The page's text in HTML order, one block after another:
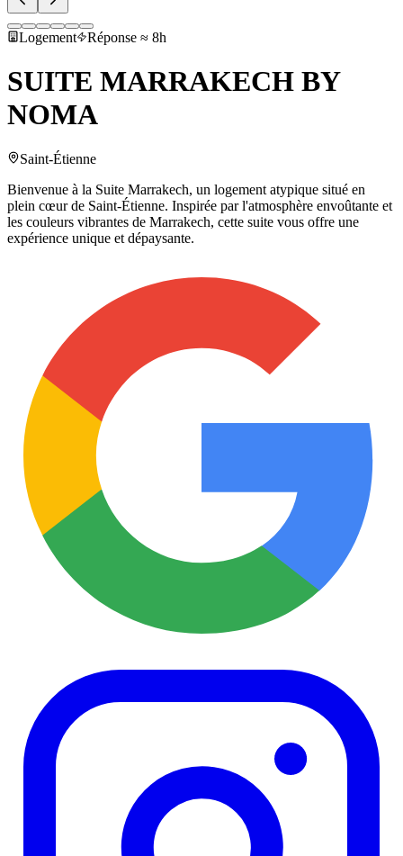
Logement Réponse ≈ 8h
SUITE MARRAKECH BY
NOMA
Saint-Étienne
Bienvenue à la Suite Marrakech, un logement atypique situé en
plein cœur de Saint-Étienne. Inspirée par l'atmosphère envoûtante et
les couleurs vibrantes de Marrakech, cette suite vous offre une
expérience unique et dépaysante.